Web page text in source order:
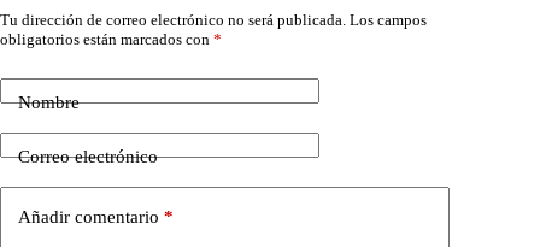
Tu dirección de correo electrónico no será publicada. Los campos
obligatorios están marcados con *
Nombre
Correo electrónico
Añadir comentario *